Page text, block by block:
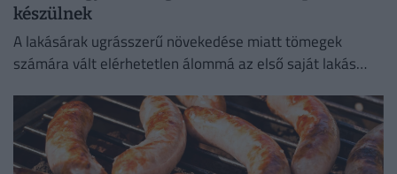
készülnek
A lakásárak ugrásszerű növekedése miatt tömegek
számára vált elérhetetlen álommá az első saját lakás